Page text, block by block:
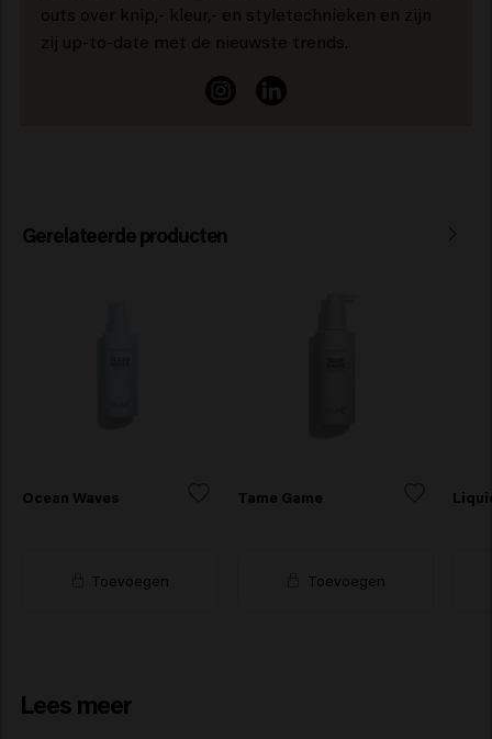
outs over knip,- kleur,- en styletechnieken en zijn
zij up-to-date met de nieuwste trends.
Gerelateerde producten
Ocean Waves
Toevoegen
Tame Game
Toevoegen
Lees meer